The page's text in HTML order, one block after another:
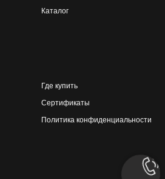
Каталог
Где купить
Сертификаты
Политика конфиденциальности